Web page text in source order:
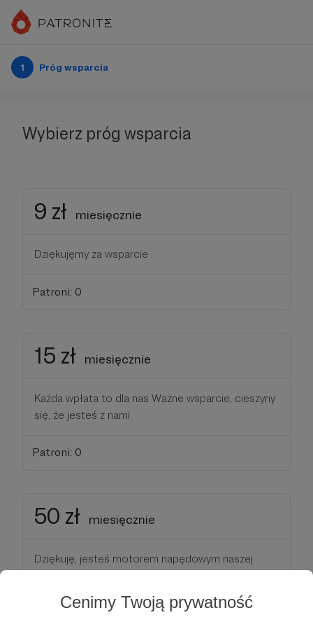
Cenimy Twoją prywatność
1 Próg wsparcia
Wybierz próg wsparcia
9 zł miesięcznie
Dziękujęmy za wsparcie
Patroni: 0
15 zł miesięcznie
Każda wpłata to dla nas Ważne wsparcie, cieszyny
się, że jesteś z nami
Patroni: 0
50 zł miesięcznie
Dziękuję, jesteś motorem napędowym naszej